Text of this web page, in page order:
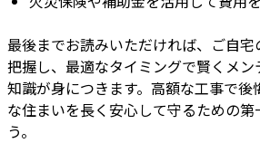
最後までお読みいただければ、ご自宅
把握し、最適なタイミングで賢くメ
知識が身につきます。高額な工事で後
な住まいを長く安心して守るための
う。